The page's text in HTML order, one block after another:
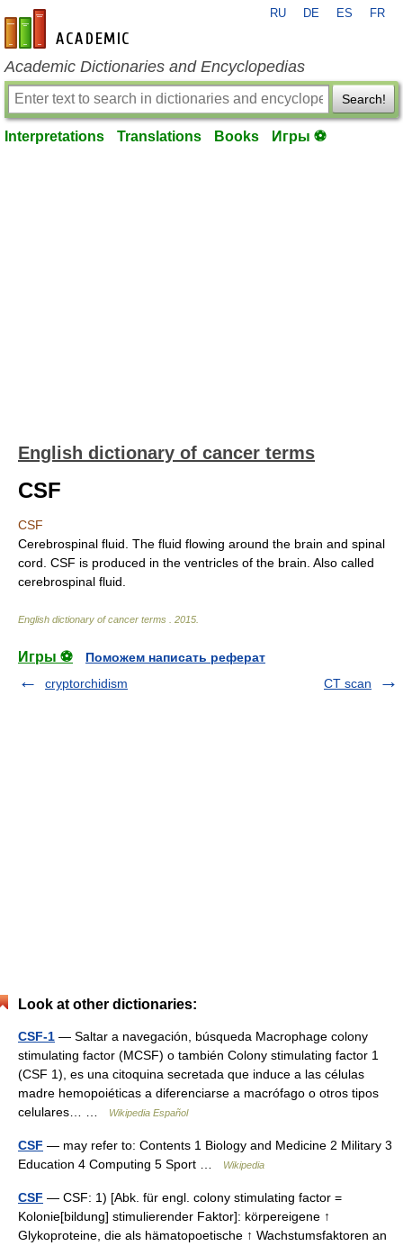
en-academic.com
RU DE ES FR
Academic Dictionaries and Encyclopedias
Search!
Interpretations Translations Books Игры ⚽
English dictionary of cancer terms
CSF
CSF
Cerebrospinal fluid. The fluid flowing around the brain and spinal
cord. CSF is produced in the ventricles of the brain. Also called
cerebrospinal fluid.
English dictionary of cancer terms 2015
Игры ⚽
Поможем написать реферат
cryptorchidism
CT scan
Look at other dictionaries:
CSF-1 — Saltar a navegación, búsqueda Macrophage colony
stimulating factor (MCSF) o también Colony stimulating factor 1
(CSF 1), es una citoquina secretada que induce a las células
madre hemopoiéticas a diferenciarse a macrófago o otros tipos
celulares… …
Wikipedia Español
CSF — may refer to: Contents 1 Biology and Medicine 2 Military 3
Education 4 Computing 5 Sport …
Wikipedia
CSF — CSF: 1) [Abk. für engl. colony stimulating factor =
Kolonie[bildung] stimulierender Faktor]: körpereigene ↑
Glykoproteine, die als hämatopoetische ↑ Wachstumsfaktoren an